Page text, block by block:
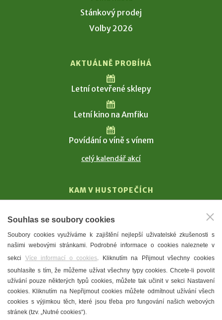
Stánkový prodej
Volby 2026
AKTUÁLNĚ PROBÍHÁ
Letní otevřené sklepy
Letní kino na Amfiku
Povídání o víně s vínem
celý kalendář akcí
KAM V HUSTOPEČÍCH
T. G. Masaryk
Mandloně
Ubytování
Restaurace
Městské muzeum a galerie
Denní meníčka
Souhlas se soubory cookies
Soubory cookies využíváme k zajištění nejlepší uživatelské zkušenosti s
našimi webovými stránkami. Podrobné informace o cookies naleznete v
sekci Více informací o cookies. Kliknutím na Přijmout všechny cookies
souhlasíte s tím, že můžeme užívat všechny typy cookies. Chcete-li povolit
užívání pouze některých typů cookies, můžete tak učinit v sekci Nastavení
cookies. Kliknutím na Nepřijmout cookies můžete odmítnout užívání všech
cookies s výjimkou těch, které jsou třeba pro fungování našich webových
stránek (tzv. „Nutné cookies“).